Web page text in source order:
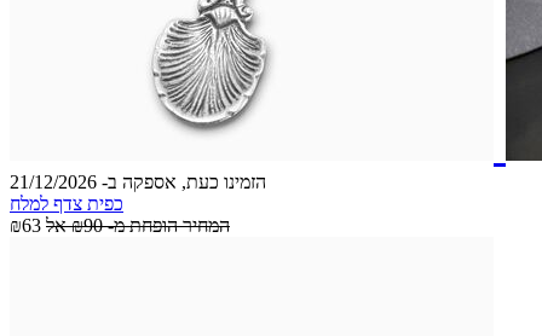
הזמינו כעת, אספקה ב- 21/12/2026
כפית צדף למלח
₪63
המחיר הופחת מ-₪90 אל